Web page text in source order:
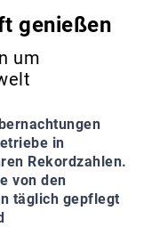
genießen
um
in
Rekordzahlen.
von den
täglich gepflegt